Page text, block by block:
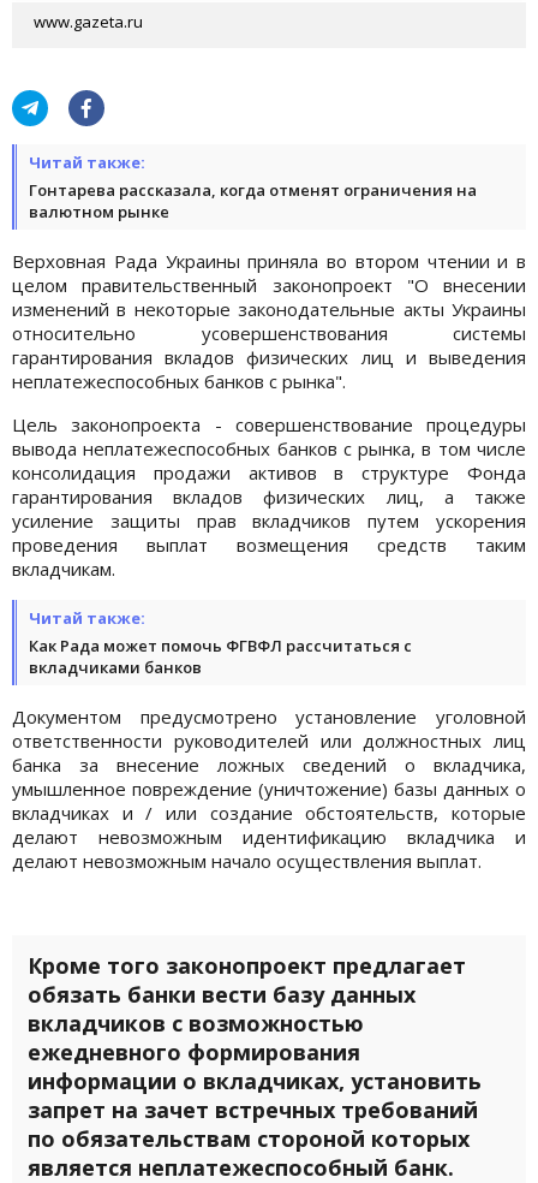
www.gazeta.ru
Читай также:
Гонтарева рассказала, когда отменят ограничения на
валютном рынке
Верховная Рада Украины приняла во втором чтении и в
целом правительственный законопроект "О внесении
изменений в некоторые законодательные акты Украины
относительно усовершенствования системы
гарантирования вкладов физических лиц и выведения
неплатежеспособных банков с рынка".
Цель законопроекта - совершенствование процедуры
вывода неплатежеспособных банков с рынка, в том числе
консолидация продажи активов в структуре Фонда
гарантирования вкладов физических лиц, а также
усиление защиты прав вкладчиков путем ускорения
проведения выплат возмещения средств таким
вкладчикам.
Читай также:
Как Рада может помочь ФГВФЛ рассчитаться с
вкладчиками банков
Документом предусмотрено установление уголовной
ответственности руководителей или должностных лиц
банка за внесение ложных сведений о вкладчика,
умышленное повреждение (уничтожение) базы данных о
вкладчиках и / или создание обстоятельств, которые
делают невозможным идентификацию вкладчика и
делают невозможным начало осуществления выплат.
Кроме того законопроект предлагает
обязать банки вести базу данных
вкладчиков с возможностью
ежедневного формирования
информации о вкладчиках, установить
запрет на зачет встречных требований
по обязательствам стороной которых
является неплатежеспособный банк.